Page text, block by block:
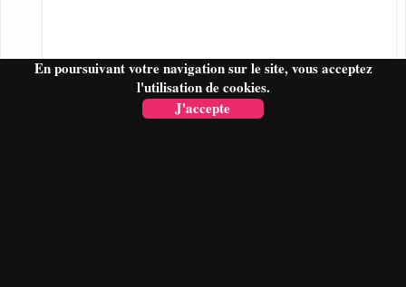
En poursuivant votre navigation sur le site, vous acceptez
l'utilisation de cookies.
J'accepte